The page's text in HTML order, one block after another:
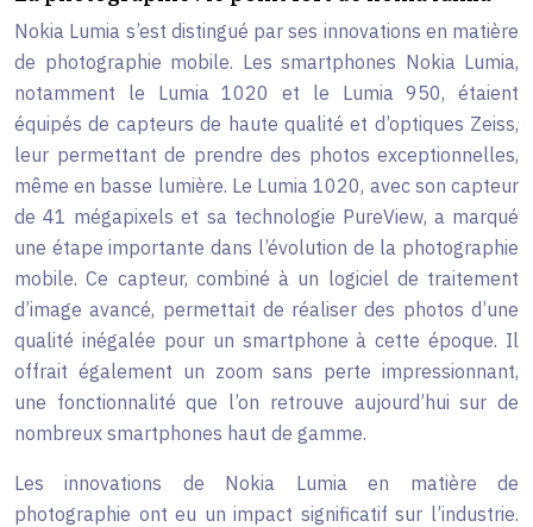
Nokia Lumia s’est distingué par ses innovations en matière
de photographie mobile. Les smartphones Nokia Lumia,
notamment le Lumia 1020 et le Lumia 950, étaient
équipés de capteurs de haute qualité et d’optiques Zeiss,
leur permettant de prendre des photos exceptionnelles,
même en basse lumière. Le Lumia 1020, avec son capteur
de 41 mégapixels et sa technologie PureView, a marqué
une étape importante dans l’évolution de la photographie
mobile. Ce capteur, combiné à un logiciel de traitement
d’image avancé, permettait de réaliser des photos d’une
qualité inégalée pour un smartphone à cette époque. Il
offrait également un zoom sans perte impressionnant,
une fonctionnalité que l’on retrouve aujourd’hui sur de
nombreux smartphones haut de gamme.
Les innovations de Nokia Lumia en matière de
photographie ont eu un impact significatif sur l’industrie.